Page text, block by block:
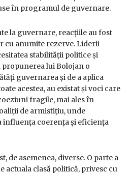
în programul de guvernare.
la guvernare, reacțiile au fost
cu anumite rezerve. Liderii
stabilității politice și
lui Bolojan o
guvernarea și de a aplica
acestea, au existat și voci care
fragile, mai ales în
de armistițiu, unde
coerența și eficiența
de asemenea, diverse. O parte a
actuala clasă politică, privesc cu